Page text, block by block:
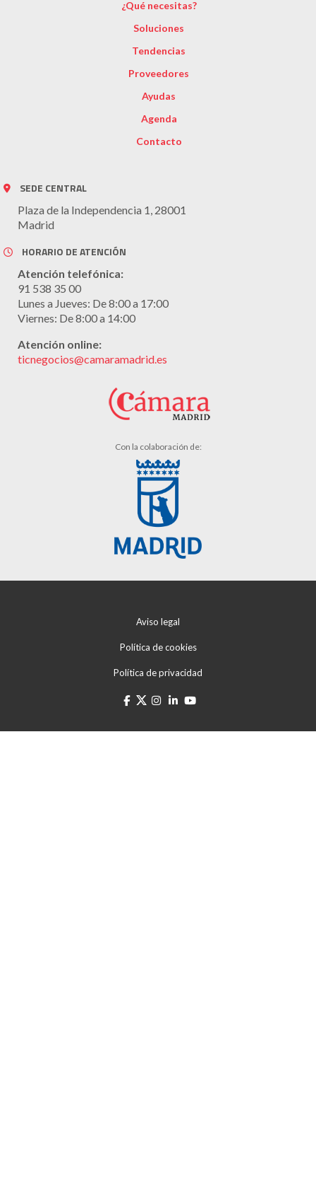
¿Qué necesitas?
Soluciones
Tendencias
Proveedores
Ayudas
Agenda
Contacto
SEDE CENTRAL
Plaza de la Independencia 1, 28001
Madrid
HORARIO DE ATENCIÓN
Atención telefónica:
91 538 35 00
Lunes a Jueves: De 8:00 a 17:00
Viernes: De 8:00 a 14:00
Atención online:
ticnegocios@camaramadrid.es
Con la colaboración de:
Aviso legal
Política de cookies
Política de privacidad